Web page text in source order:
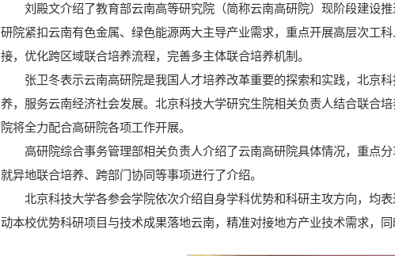
刘殿文介绍了教育部云南高等研究院（简称云南高研院）现阶段建设
研院紧扣云南有色金属、绿色能源两大主导产业需求，重点开展高层次工
接，优化跨区域联合培养流程，完善多主体联合培养机制。
张卫冬表示云南高研院是我国人才培养改革重要的探索和实践，北京
养，服务云南经济社会发展。北京科技大学研究生院相关负责人结合联合
院将全力配合高研院各项工作开展。
高研院综合事务管理部相关负责人介绍了云南高研院具体情况，重点
就异地联合培养、跨部门协同等事项进行了介绍。
北京科技大学各参会学院依次介绍自身学科优势和科研主攻方向，均
动本校优势科研项目与技术成果落地云南，精准对接地方产业技术需求，同